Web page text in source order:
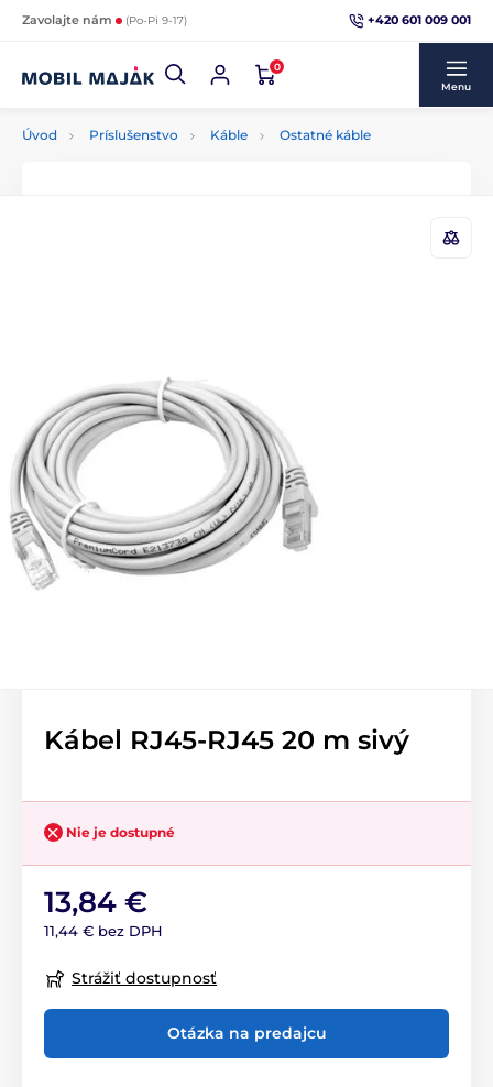
Zavolajte nám (Po-Pi 9-17) +420 601 009 001
0
Menu
Úvod Príslušenstvo Káble Ostatné káble
Kábel RJ45-RJ45 20 m sivý
Nie je dostupné
13,84 €
11,44 € bez DPH
Strážiť dostupnosť
Otázka na predajcu